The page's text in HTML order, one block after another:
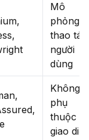
Mô
phỏng
thao tác
người
dùng
Không
phụ
thuộc
giao